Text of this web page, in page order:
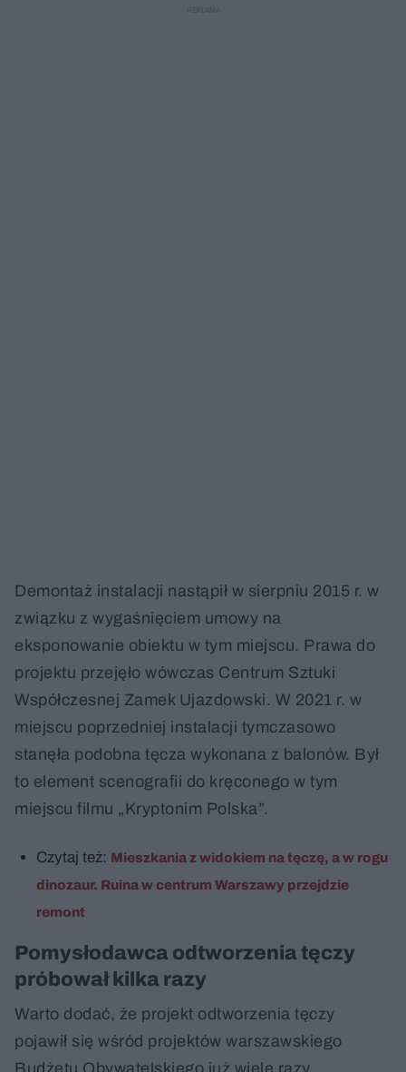
Demontaż instalacji nastąpił w sierpniu 2015 r. w
związku z wygaśnięciem umowy na
eksponowanie obiektu w tym miejscu. Prawa do
projektu przejęło wówczas Centrum Sztuki
Współczesnej Zamek Ujazdowski. W 2021 r. w
miejscu poprzedniej instalacji tymczasowo
stanęła podobna tęcza wykonana z balonów. Był
to element scenografii do kręconego w tym
miejscu filmu „Kryptonim Polska”.
Czytaj też: Mieszkania z widokiem na tęczę, a w rogu
dinozaur. Ruina w centrum Warszawy przejdzie
remont
Pomysłodawca odtworzenia tęczy
próbował kilka razy
Warto dodać, że projekt odtworzenia tęczy
pojawił się wśród projektów warszawskiego
Budżetu Obywatelskiego już wiele razy.